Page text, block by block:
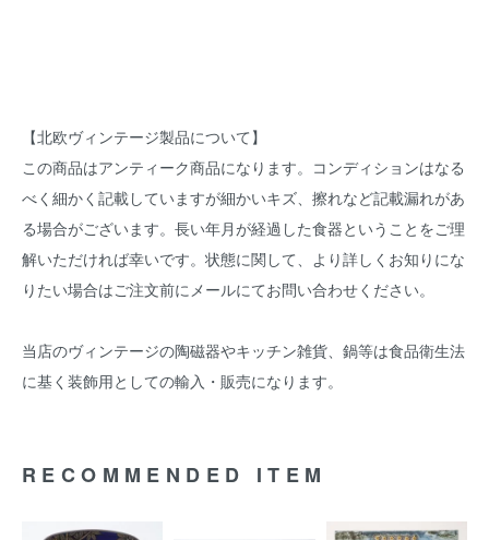
【北欧ヴィンテージ製品について】
この商品はアンティーク商品になります。コンディションはなる
べく細かく記載していますが細かいキズ、擦れなど記載漏れがあ
る場合がございます。長い年月が経過した食器ということをご理
解いただければ幸いです。状態に関して、より詳しくお知りにな
りたい場合はご注文前にメールにてお問い合わせください。
当店のヴィンテージの陶磁器やキッチン雑貨、鍋等は食品衛生法
に基く装飾用としての輸入・販売になります。
RECOMMENDED ITEM